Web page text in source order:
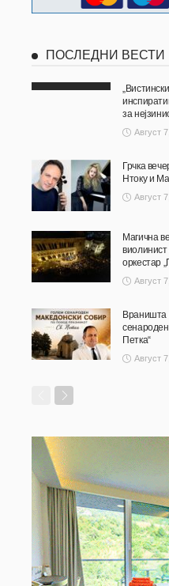
ПОСЛЕДНИ ВЕСТИ
за
Август
Грчка
Нтоку и
Август
Магична
оркестар
Август
Враништа
Петка“
Август